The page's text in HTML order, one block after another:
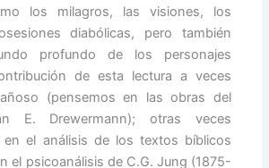
los milagros, las visiones, los
diabólicas, pero también
profundo de los personajes
de esta lectura a veces
(pensemos en las obras del
E. Drewermann); otras veces
el análisis de los textos bíblicos
el psicoanálisis de C.G. Jung (1875-